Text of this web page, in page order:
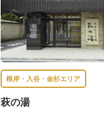
根岸・入谷・金杉エリア
萩の湯